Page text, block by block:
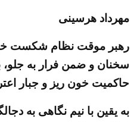
مهرداد هرسینی
رهبر موقت نظام شکست
سخنان و ضمن فرار به جلو،
حاکمیت خون ریز و جبار
به یقین با نیم نگاهی به